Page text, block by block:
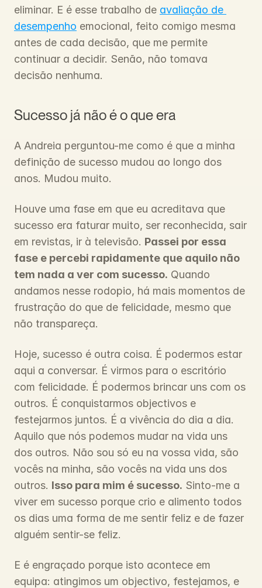
eliminar. E é esse trabalho de avaliação de
desempenho emocional, feito comigo mesma
antes de cada decisão, que me permite
continuar a decidir. Senão, não tomava
decisão nenhuma.
Sucesso já não é o que era
A Andreia perguntou-me como é que a minha
definição de sucesso mudou ao longo dos
anos. Mudou muito.
Houve uma fase em que eu acreditava que
sucesso era faturar muito, ser reconhecida, sair
em revistas, ir à televisão. Passei por essa
fase e percebi rapidamente que aquilo não
tem nada a ver com sucesso. Quando
andamos nesse rodopio, há mais momentos de
frustração do que de felicidade, mesmo que
não transpareça.
Hoje, sucesso é outra coisa. É podermos estar
aqui a conversar. É virmos para o escritório
com felicidade. É podermos brincar uns com os
outros. É conquistarmos objectivos e
festejarmos juntos. É a vivência do dia a dia.
Aquilo que nós podemos mudar na vida uns
dos outros. Não sou só eu na vossa vida, são
vocês na minha, são vocês na vida uns dos
outros. Isso para mim é sucesso. Sinto-me a
viver em sucesso porque crio e alimento todos
os dias uma forma de me sentir feliz e de fazer
alguém sentir-se feliz.
E é engraçado porque isto acontece em
equipa: atingimos um objectivo, festejamos, e